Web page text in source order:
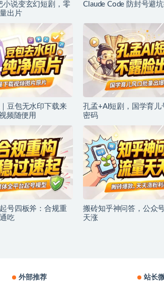
小说变玄幻短剧，零
出片
Claude Code 防封号避
豆包无水印下载来
频随便用
孔孟+AI短剧，国学育儿
密码
号四板斧：合规重
吃
搬砖知乎神问答，公众
天涨
外部推荐 站长